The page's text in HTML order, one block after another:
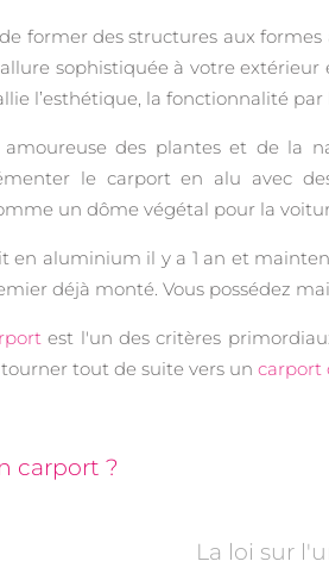
former des structures aux
sophistiquée à votre
l’esthétique, la fonctionnalité
des plantes et de la
le carport en alu avec
un dôme végétal pour la
en aluminium il y a 1 an et
déjà monté. Vous possédez
est l'un des critères
tout de suite vers un carport
carport ?
La loi sur